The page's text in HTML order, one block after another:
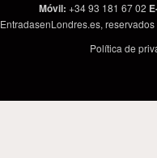
Móvil: +34 93 181 67 02
EntradasenLondres.es,
Política de